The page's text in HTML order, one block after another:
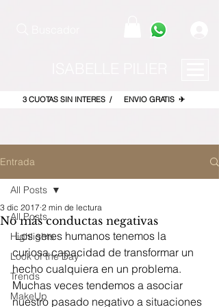
3 CUOTAS SIN INTERES / ENVIO GRATIS ✈
Entrada
All Posts
Highlights
Look of the Day
Trends
MakeUp
All Posts
No más conductas negativas
3 dic 2017 2 min de lectura
Los seres humanos tenemos la
curiosa capacidad de transformar un
hecho cualquiera en un problema.
Muchas veces tendemos a asociar
nuestro pasado negativo a situaciones